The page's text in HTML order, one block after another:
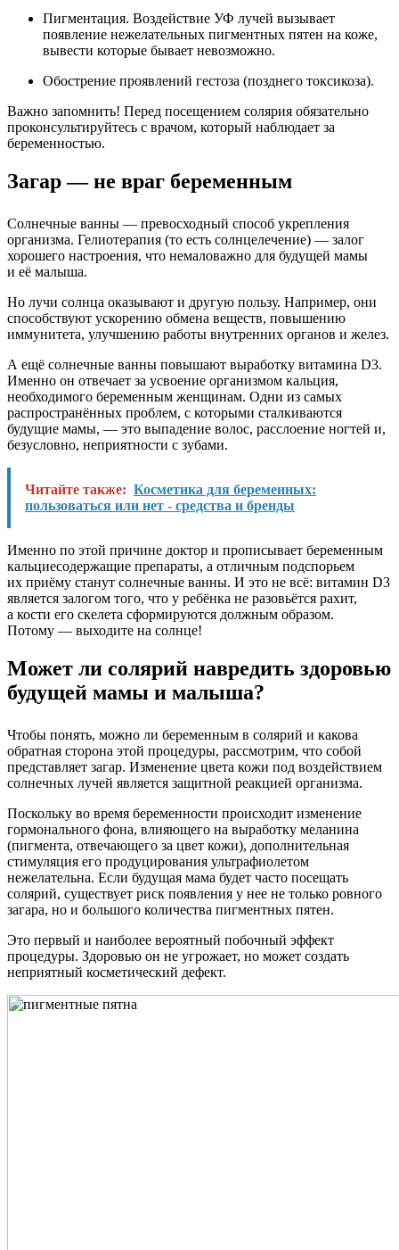
Пигментация. Воздействие УФ лучей вызывает
появление нежелательных пигментных пятен на коже,
вывести которые бывает невозможно.
Обострение проявлений гестоза (позднего токсикоза).
Важно запомнить! Перед посещением солярия обязательно
проконсультируйтесь с врачом, который наблюдает за
беременностью.
Загар — не враг беременным
Солнечные ванны — превосходный способ укрепления
организма. Гелиотерапия (то есть солнцелечение) — залог
хорошего настроения, что немаловажно для будущей мамы
и её малыша.
Но лучи солнца оказывают и другую пользу. Например, они
способствуют ускорению обмена веществ, повышению
иммунитета, улучшению работы внутренних органов и желез.
А ещё солнечные ванны повышают выработку витамина D3.
Именно он отвечает за усвоение организмом кальция,
необходимого беременным женщинам. Одни из самых
распространённых проблем, с которыми сталкиваются
будущие мамы, — это выпадение волос, расслоение ногтей и,
безусловно, неприятности с зубами.
Читайте также: Косметика для беременных:
пользоваться или нет - средства и бренды
Именно по этой причине доктор и прописывает беременным
кальциесодержащие препараты, а отличным подспорьем
их приёму станут солнечные ванны. И это не всё: витамин D3
является залогом того, что у ребёнка не разовьётся рахит,
а кости его скелета сформируются должным образом.
Потому — выходите на солнце!
Может ли солярий навредить здоровью
будущей мамы и малыша?
Чтобы понять, можно ли беременным в солярий и какова
обратная сторона этой процедуры, рассмотрим, что собой
представляет загар. Изменение цвета кожи под воздействием
солнечных лучей является защитной реакцией организма.
Поскольку во время беременности происходит изменение
гормонального фона, влияющего на выработку меланина
(пигмента, отвечающего за цвет кожи), дополнительная
стимуляция его продуцирования ультрафиолетом
нежелательна. Если будущая мама будет часто посещать
солярий, существует риск появления у нее не только ровного
загара, но и большого количества пигментных пятен.
Это первый и наиболее вероятный побочный эффект
процедуры. Здоровью он не угрожает, но может создать
неприятный косметический дефект.